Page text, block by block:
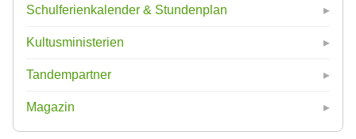
Schulferienkalender & Stundenplan
Kultusministerien
Tandempartner
Magazin